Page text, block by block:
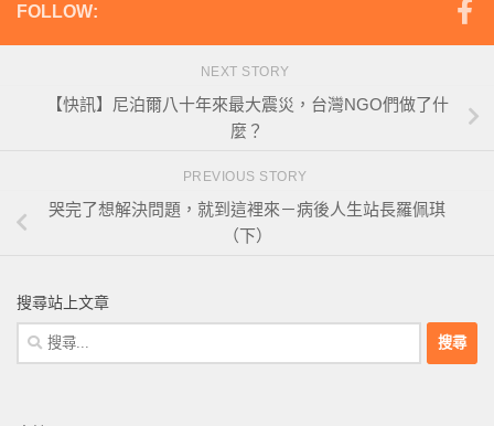
FOLLOW:
NEXT STORY
【快訊】尼泊爾八十年來最大震災，台灣NGO們做了什
麼？
PREVIOUS STORY
哭完了想解決問題，就到這裡來－病後人生站長羅佩琪
（下）
搜尋站上文章
搜
尋